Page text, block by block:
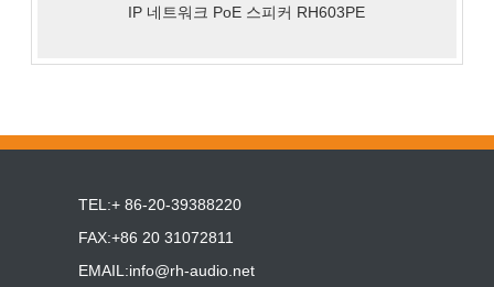
IP 네트워크 PoE 스피커 RH603PE
TEL:+ 86-20-39388220
FAX:+86 20 31072811
EMAIL:info@rh-audio.net